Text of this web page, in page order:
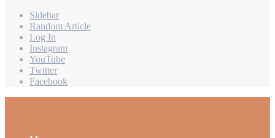
Sidebar
Random Article
Log In
Instagram
YouTube
Twitter
Facebook